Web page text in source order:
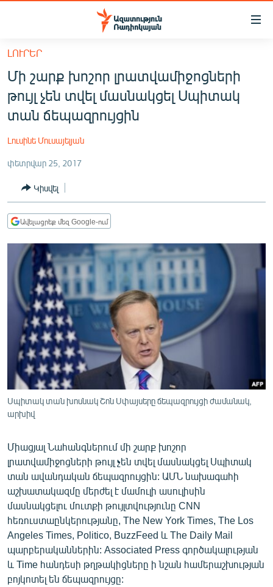
Մատչելիության
հիմնական
բովանդակությանը
հիմնական
մենյուին
ՀԱՅԱՍՏԱՆ
ՔԱՂԱՔԱԿԱՆ
ՏՆՏԵՍՈՒԹՅՈՒՆ
ՂԱՐԱԲԱՂ
ՏԱՐԱԾԱՇՐՋԱՆ
ՄԻՋԱԶԳԱՅԻՆ
ՄՇԱԿՈՒՅԹ
ՍՊՈՐՏ
ՄԵԿՆԱԲԱՆՈՒԹՅՈՒՆ
ՏՏ ԵՒ ԻՆՏԵՐՆԵՏ
ԱՐԽԻՎ
ԲԱՆԱՎԵՃ
ՁԳՏԵԼՈՎ ԼԱՎԱԳՈՒՅՆԻՆ
ՓՈԴՔԱՍԹ
Հայերեն
English
Русский
ԼՈՒՐԵՐ
Մի շարք խոշոր լրատվամիջոցների
թույլ չեն տվել մասնակցել Սպիտակ
տան ճեպազրույցին
Լուսինե Մուսայելյան
փետրվար 25, 2017
Կիսվել
Ավելացրեք մեզ Google-ում
Սպիտակ տան խոսնակ Շոն Սփայսերը ճեպազրույցի ժամանակ,
արխիվ
Միացյալ Նահանգներում մի շարք խոշոր
լրատվամիջոցների թույլ չեն տվել մասնակցել Սպիտակ
տան ավանդական ճեպազրույցին: ԱՄՆ նախագահի
աշխատակազմը մերժել է մամուլի ասուլիսին
մասնակցելու մուտքի թույլտվությունը CNN
հեռուստաընկերությանը, The New York Times, The Los
Angeles Times, Politico, BuzzFeed և The Daily Mail
պարբերականներին: Associated Press գործակալության
և Time հանդեսի թղթակիցները ի նշան համերաշխության
բոյկոտել են ճեպազրույցը: